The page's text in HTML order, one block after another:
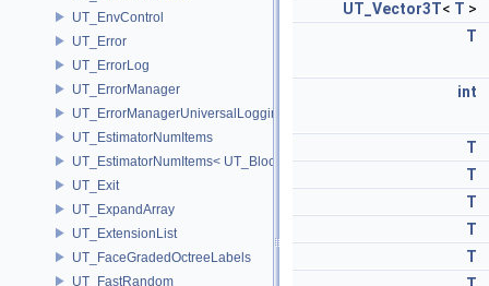
UT_EnvControl
UT_Error
UT_ErrorLog
UT_ErrorManager
UT_ErrorManagerUniversalLoggingScope
UT_EstimatorNumItems
UT_EstimatorNumItems< UT_BlockedRange2D< T > >
UT_Exit
UT_ExpandArray
UT_ExtensionList
UT_FaceGradedOctreeLabels
UT_FastRandom
UT_Vector3T< T >
T
int
T
T
T
T
T